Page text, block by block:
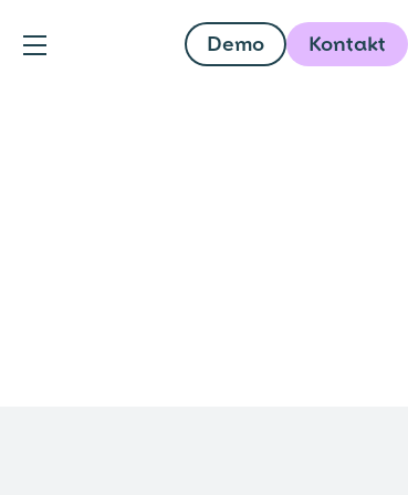
Demo Kontakt